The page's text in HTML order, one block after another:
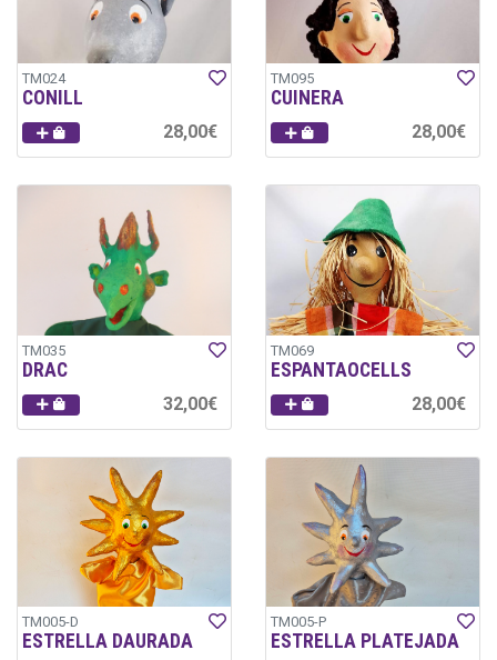
TM024
CONILL
28,00€
TM095
CUINERA
28,00€
TM035
DRAC
32,00€
TM069
ESPANTAOCELLS
28,00€
TM005-D
ESTRELLA DAURADA
TM005-P
ESTRELLA PLATEJADA